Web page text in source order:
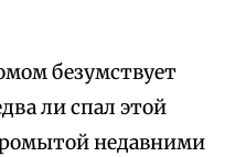
безумствует
ли спал этой
недавними